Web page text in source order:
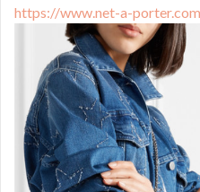
https://www.net-a-